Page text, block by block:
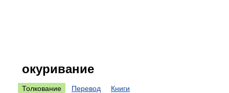
окуривание
Толкование Перевод Книги